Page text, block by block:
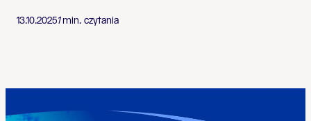
13.10.20251min. czytania